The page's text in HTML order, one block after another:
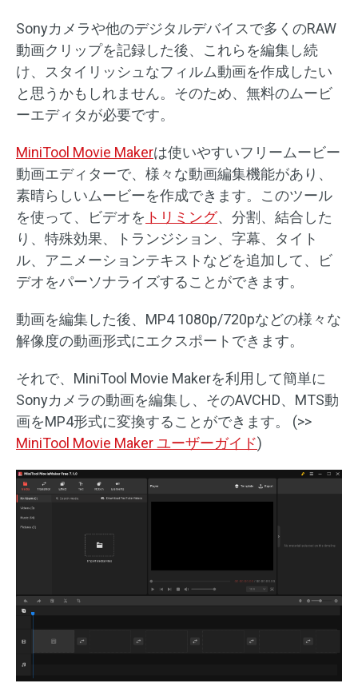
Sonyカメラや他のデジタルデバイスで多くのRAW
動画クリップを記録した後、これらを編集し続
け、スタイリッシュなフィルム動画を作成したい
と思うかもしれません。そのため、無料のムービ
ーエディタが必要です。
MiniTool Movie Makerは使いやすいフリームービー
動画エディターで、様々な動画編集機能があり、
素晴らしいムービーを作成できます。このツール
を使って、ビデオを トリミング、分割、結合した
り、特殊効果、トランジション、字幕、タイト
ル、アニメーションテキストなどを追加して、ビ
デオをパーソナライズすることができます。
動画を編集した後、MP4 1080p/720pなどの様々な
解像度の動画形式にエクスポートできます。
それで、MiniTool Movie Makerを利用して簡単に
Sonyカメラの動画を編集し、そのAVCHD、MTS動
画をMP4形式に変換することができます。 (>>
MiniTool Movie Maker ユーザーガイド)